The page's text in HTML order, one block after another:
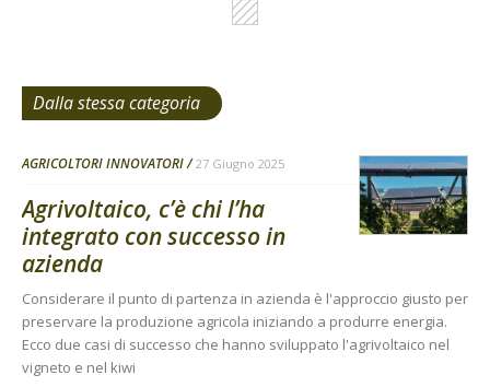
Dalla stessa categoria
AGRICOLTORI INNOVATORI 27 Giugno 2025
Agrivoltaico, c’è chi l’ha
integrato con successo in
azienda
Considerare il punto di partenza in azienda è l'approccio giusto per
preservare la produzione agricola iniziando a produrre energia.
Ecco due casi di successo che hanno sviluppato l'agrivoltaico nel
vigneto e nel kiwi